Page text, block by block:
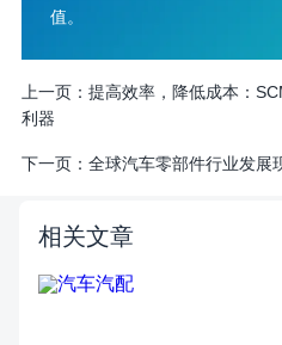
值。
上一页： 提高效率，降低成本：
利器
下一页： 全球汽车零部件行业发展
相关文章